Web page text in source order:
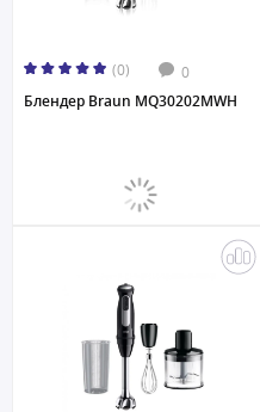
(0) 0
Блендер Braun MQ30202MWH